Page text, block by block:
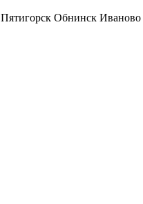
Пятигорск Обнинск Иваново